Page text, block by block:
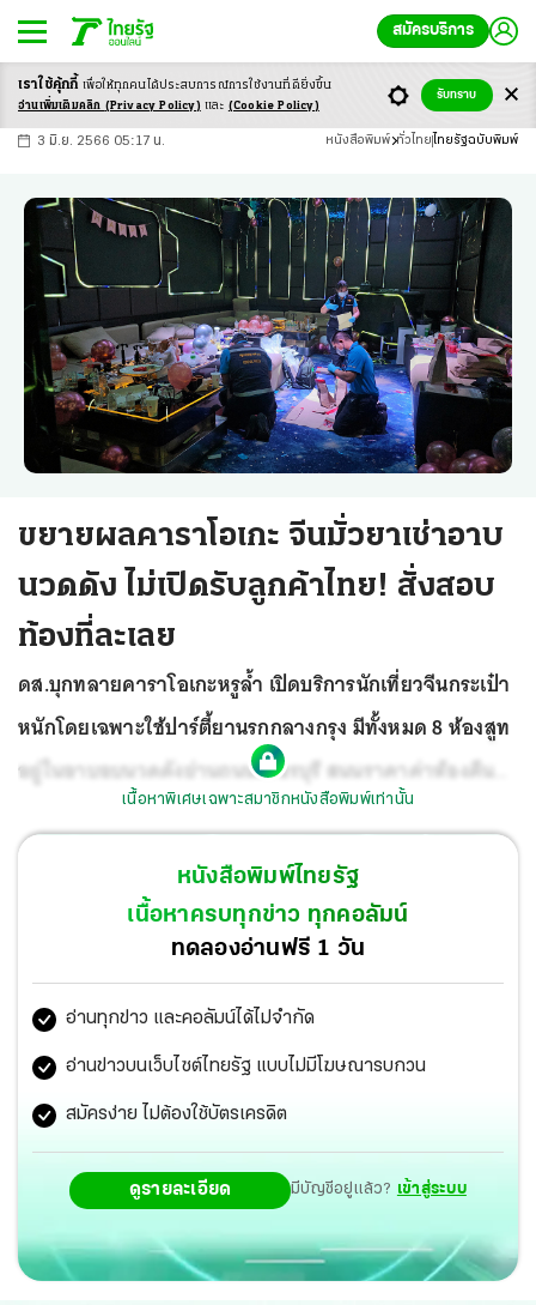
สมัครบริการ
-ก ก ก+
3 มิ.ย. 2566 05:17 น. หนังสือพิมพ์ ทั่วไทย ไทยรัฐฉบับพิมพ์
ขยายผลคาราโอเกะ จีนมั่วยาเช่าอาบ
นวดดัง ไม่เปิดรับลูกค้าไทย! สั่งสอบ
ท้องที่ละเลย
ดส.บุกทลายคาราโอเกะหรูล้ำ เปิดบริการนักเที่ยวจีนกระเป๋า
หนักโดยเฉพาะใช้ปาร์ตี้ยานรกกลางกรุง มีทั้งหมด 8 ห้องสูท
อยู่ในอาบอบนวดดังย่านถนนเพชรบุรี สนนราคาค่าห้องคืนละ
มีดีเจเด็กเสิร์ฟพร้อมอุปกรณ์การพนันทุกห้อง
ต้อนรับคนไทย จับกุม 48 นักเที่ยวพร้อมยาเสพติดนานาชนิด
ยึดรถหรูตรวจสอบ 6 คัน 1 ในนั้นมีปอร์เช่ติดสติกเกอร์โรงพัก
แม่แตง อยู่ระหว่างตรวจสอบใครเจ้าของ เบื้องต้นยังไม่พบพัน
จินหลิงผับ ตำรวจพบเพิ่งเปิดมาประมาณ 1 เดือน มีชาวจีนชื่อ
อาจ๋าย เป็นเจ้าของ ผบ.ตร.ลั่นหาก สน.มักกะสัน เจ้าของท้องที่
ปล่อยปละต้องถูกลงโทษ สั่งขยายผลพร้อมกวดขันทุกพื้นที่
ห้ามมีอีก
เนื้อหาพิเศษเฉพาะสมาชิกหนังสือพิมพ์เท่านั้น
หนังสือพิมพ์ไทยรัฐ
เนื้อหาครบทุกข่าว ทุกคอลัมน์
ทดลองอ่านฟรี 1 วัน
อ่านทุกข่าว และคอลัมน์ได้ไม่จำกัด
อ่านข่าวบนเว็บไซต์ไทยรัฐ แบบไม่มีโฆษณารบกวน
สมัครง่าย ไม่ต้องใช้บัตรเครดิต
ดูรายละเอียด มีบัญชีอยู่แล้ว? เข้าสู่ระบบ
เราใช้คุ้กกี้ เพื่อให้ทุกคนได้ประสบการณ์การใช้งานที่ดียิ่งขึ้น
อ่านเพิ่มเติมคลิก (Privacy Policy) และ (Cookie Policy)
รับทราบ